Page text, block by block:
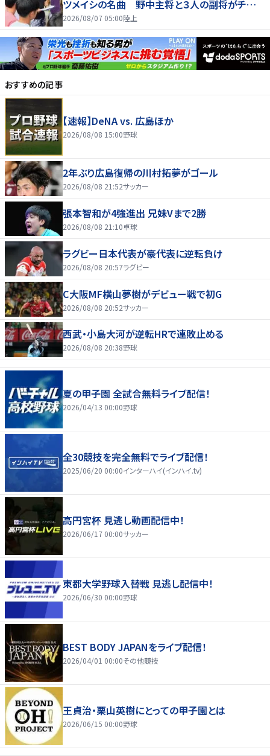
ツメイシの名曲 野中主将と３人の副将がチーム
を引っ張る…夏合宿特集第１弾、国学院大
2026/08/07 05:00陸上
おすすめの記事
【速報】DeNA vs. 広島ほか
2026/08/08 15:00野球
2年ぶり広島復帰の川村拓夢がゴール
2026/08/08 21:52サッカー
張本智和が4強進出 兄妹Vまで2勝
2026/08/08 21:10卓球
ラグビー日本代表が豪代表に逆転負け
2026/08/08 20:57ラグビー
C大阪MF横山夢樹がデビュー戦で初G
2026/08/08 20:52サッカー
西武・小島大河が逆転HRで連敗止める
2026/08/08 20:38野球
夏の甲子園 全試合無料ライブ配信！
2026/04/13 00:00野球
全30競技を完全無料でライブ配信！
2025/06/20 00:00インターハイ(インハイ.tv)
高円宮杯 見逃し動画配信中！
2026/06/17 00:00サッカー
東都大学野球入替戦 見逃し配信中！
2026/06/30 00:00野球
BEST BODY JAPANをライブ配信！
2026/04/01 00:00その他競技
王貞治・栗山英樹にとっての甲子園とは
2026/06/15 00:00野球